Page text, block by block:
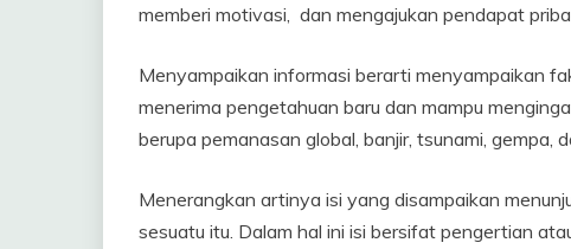
memberi motivasi, dan mengajukan pendapat
Menyampaikan informasi berarti menyampaikan
menerima pengetahuan baru dan mampu
berupa pemanasan global, banjir, tsunami, gempa,
Menerangkan artinya isi yang disampaikan
sesuatu itu. Dalam hal ini isi bersifat pengertian